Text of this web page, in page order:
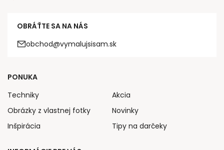
OBRÁŤTE SA NA NÁS
obchod@vymalujsisam.sk
PONUKA
Techniky
Obrázky z vlastnej fotky
Inšpirácia
Akcia
Novinky
Tipy na darčeky